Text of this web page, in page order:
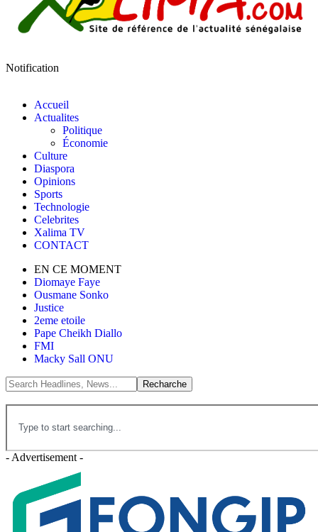
Notification
Accueil
Actualites
Politique
Économie
Culture
Diaspora
Opinions
Sports
Technologie
Celebrites
Xalima TV
CONTACT
EN CE MOMENT
Diomaye Faye
Ousmane Sonko
Justice
2eme etoile
Pape Cheikh Diallo
FMI
Macky Sall ONU
- Advertisement -